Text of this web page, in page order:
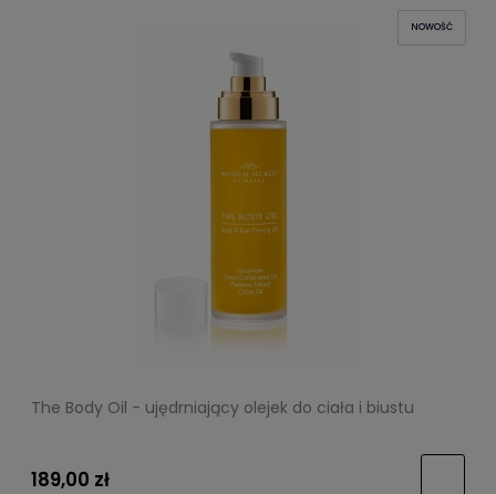
The Body Oil - ujędrniający olejek do ciała i biustu
189,00 zł
NOWOŚĆ